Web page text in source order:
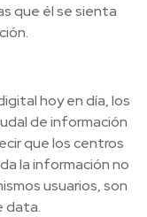
que él se sienta
hoy en día, los
de información
que los centros
la información no
usuarios, son
data.